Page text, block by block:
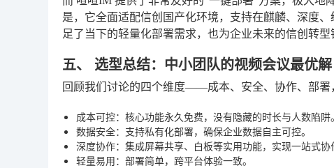
是，它全面适配信创国产化环境，支持在麒麟、深度
足了当下的轻量化部署需求，也为企业未来的信创转型
五、 选型总结：中小团队的视频会议最优解
回顾我们讨论的四个维度——成本、安全、协作、部署
成本可控：核心功能永久免费，没有隐藏的时长与人数陷阱。
数据安全：支持私有化部署，确保企业数据自主可控。
深度协作：集成屏幕共享、白板等实用功能，实现一站式协
轻量易用：部署简单，跨平台体验一致。